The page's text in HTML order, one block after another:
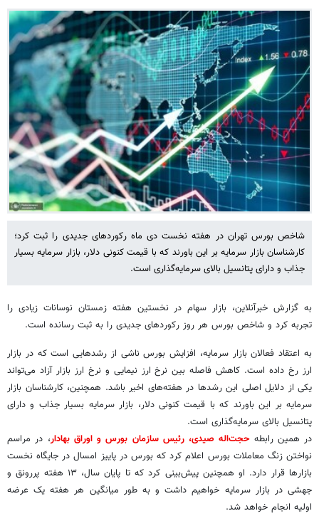
شاخص بورس تهران در هفته نخست دی ماه رکوردهای جدیدی را ثبت کرد؛
کارشناسان بازار سرمایه بر این باورند که با قیمت کنونی دلار، بازار سرمایه بسیار
جذاب و دارای پتانسیل بالای سرمایه‌گذاری است.
به گزارش خبرآنلاین، بازار سهام در نخستین هفته زمستان نوسانات زیادی را
تجربه کرد و شاخص بورس هر روز رکوردهای جدیدی را به ثبت رسانده است.
به اعتقاد فعالان بازار سرمایه، افزایش بورس ناشی از رشدهایی است که در بازار
ارز رخ داده است. کاهش فاصله بین نرخ ارز نیمایی و نرخ ارز بازار آزاد می‌تواند
یکی از دلایل اصلی این رشدها در هفته‌های اخیر باشد. همچنین، کارشناسان بازار
سرمایه بر این باورند که با قیمت کنونی دلار، بازار سرمایه بسیار جذاب و دارای
پتانسیل بالای سرمایه‌گذاری است.
در همین رابطه حجت‌اله صیدی، رئیس سازمان بورس و اوراق بهادار، در مراسم
نواختن زنگ معاملات بورس اعلام کرد که بورس در پاییز امسال در جایگاه نخست
بازارها قرار دارد. او همچنین پیش‌بینی کرد که تا پایان سال، ۱۳ هفته پررونق و
جهشی در بازار سرمایه خواهیم داشت و به طور میانگین هر هفته یک عرضه
اولیه انجام خواهد شد.